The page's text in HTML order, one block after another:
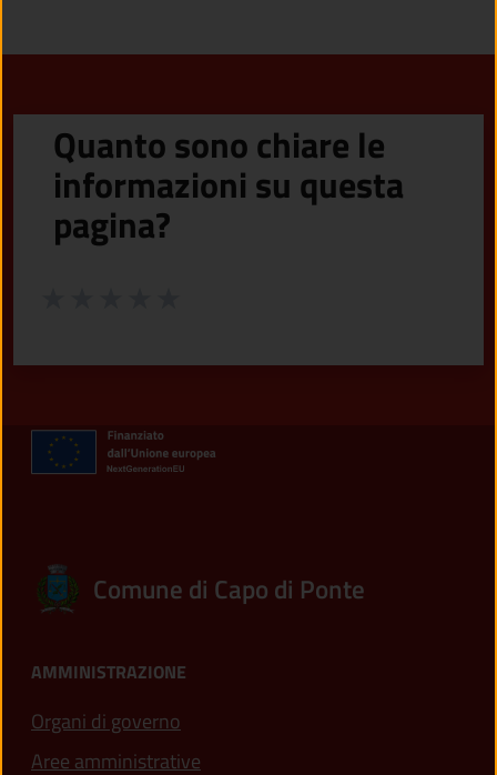
Quanto sono chiare le
informazioni su questa
pagina?
Comune di Capo di Ponte
AMMINISTRAZIONE
Organi di governo
Aree amministrative